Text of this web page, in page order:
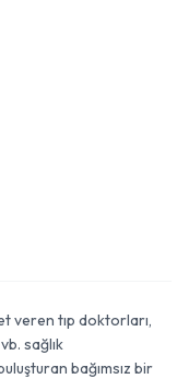
veren tıp doktorları,
sağlık
bağımsız bir